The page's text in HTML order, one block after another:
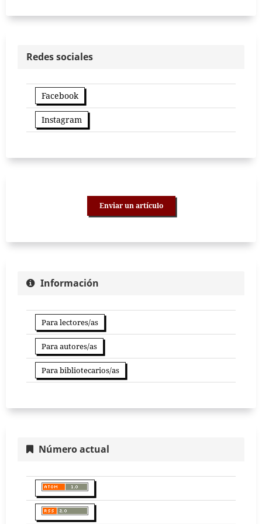
Redes sociales
Facebook
Instagram
Enviar un artículo
Información
Para lectores/as
Para autores/as
Para bibliotecarios/as
Número actual